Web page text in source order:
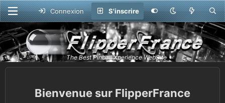
Connexion S'inscrire
FlipperFrance